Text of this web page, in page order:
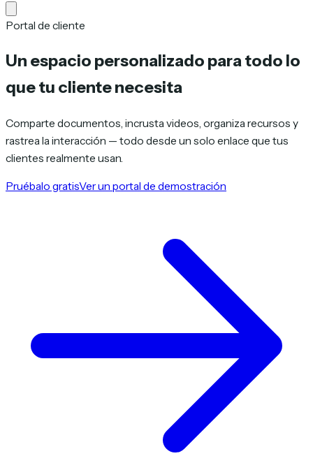
Portal de cliente
Un espacio personalizado paratodo lo
que tu cliente necesita
Comparte documentos, incrusta videos, organiza recursos y
rastrea la interacción — todo desde un solo enlace que tus
clientes realmente usan.
Pruébalo gratisVer un portal de demostración